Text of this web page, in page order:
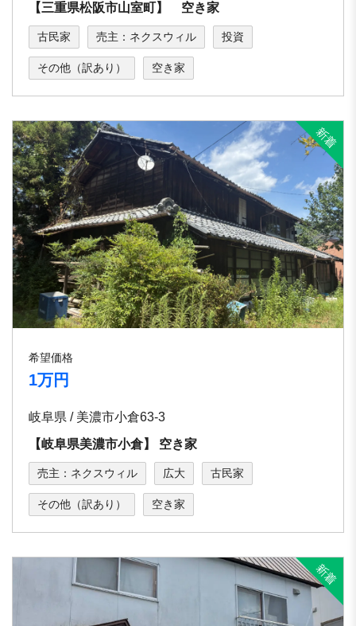
【三重県松阪市山室町】 空き家
古民家 売主：ネクスウィル 投資
その他（訳あり） 空き家
希望価格
1万円
岐阜県 / 美濃市小倉63-3
【岐⾩県美濃市⼩倉】 空き家
売主：ネクスウィル 広大 古民家
その他（訳あり） 空き家